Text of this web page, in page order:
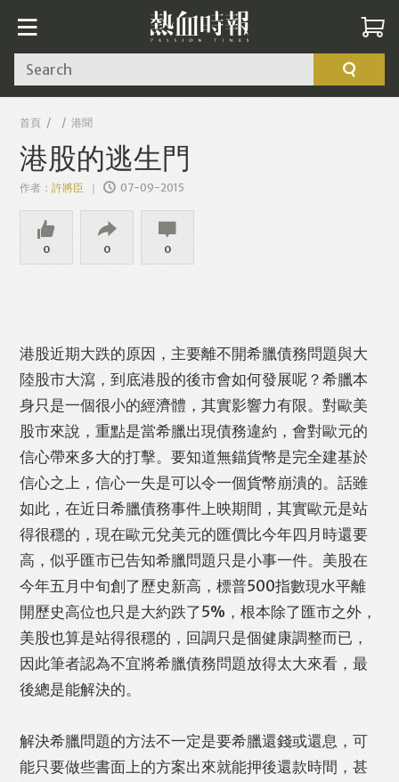
Search
首頁 港聞
港股的逃生門
作者：許將臣 07-09-2015
0 0 0
港股近期大跌的原因，主要離不開希臘債務問題與大
陸股市大瀉，到底港股的後市會如何發展呢？希臘本
身只是一個很小的經濟體，其實影響力有限。對歐美
股市來說，重點是當希臘出現債務違約，會對歐元的
信心帶來多大的打擊。要知道無錨貨幣是完全建基於
信心之上，信心一失是可以令一個貨幣崩潰的。話雖
如此，在近日希臘債務事件上映期間，其實歐元是站
得很穩的，現在歐元兌美元的匯價比今年四月時還要
高，似乎匯市已告知希臘問題只是小事一件。美股在
今年五月中旬創了歷史新高，標普500指數現水平離
開歷史高位也只是大約跌了5%，根本除了匯市之外，
美股也算是站得很穩的，回調只是個健康調整而已，
因此筆者認為不宜將希臘債務問題放得太大來看，最
後總是能解決的。
解決希臘問題的方法不一定是要希臘還錢或還息，可
能只要做些書面上的方案出來就能押後還款時間，甚